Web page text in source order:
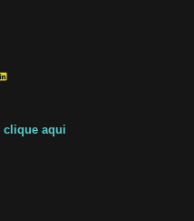
clique aqui